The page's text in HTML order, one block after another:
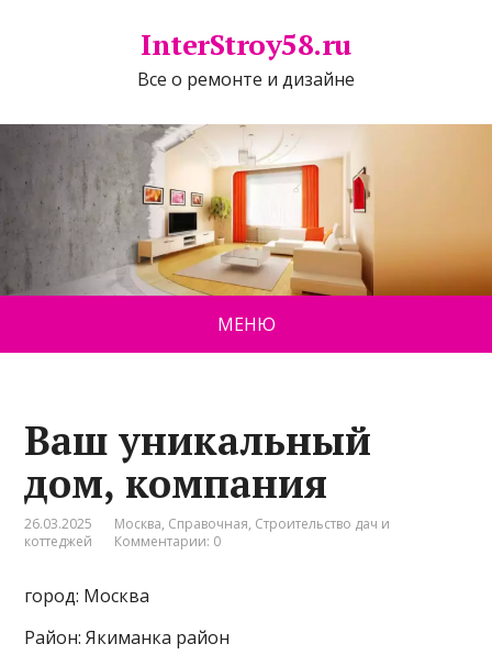
InterStroy58.ru
Все о ремонте и дизайне
МЕНЮ
Ваш уникальный
дом, компания
26.03.2025 Москва, Справочная, Строительство дач и
коттеджей
Комментарии: 0
город: Москва
Район: Якиманка район